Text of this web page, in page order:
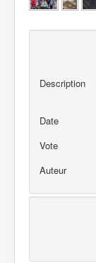
Description
Date
Vote
Auteur